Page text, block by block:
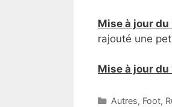
Mise à jour
rajouté une
Mise à jour du
Catégories
Autres, Foot,